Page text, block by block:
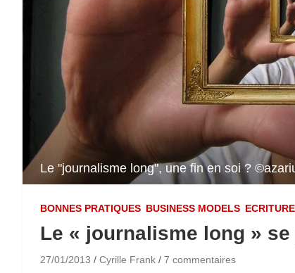
Le "journalisme long", une fin en soi ?
BONNES PRATIQUES BUSINESS MODELS
Le « journalisme long »
27/01/2013 Cyrille Frank 7 commentaires